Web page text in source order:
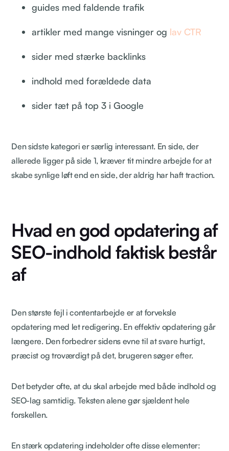
guides med faldende trafik
artikler med mange visninger og lav CTR
sider med stærke backlinks
indhold med forældede data
sider tæt på top 3 i Google
Den sidste kategori er særlig interessant. En side, der
allerede ligger på side 1, kræver tit mindre arbejde for at
skabe synlige løft end en side, der aldrig har haft traction.
Hvad en god opdatering af
SEO-indhold faktisk består
af
Den største fejl i contentarbejde er at forveksle
opdatering med let redigering. En effektiv opdatering går
længere. Den forbedrer sidens evne til at svare hurtigt,
præcist og troværdigt på det, brugeren søger efter.
Det betyder ofte, at du skal arbejde med både indhold og
SEO-lag samtidig. Teksten alene gør sjældent hele
forskellen.
En stærk opdatering indeholder ofte disse elementer: